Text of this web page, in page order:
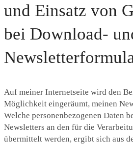
und Einsatz von
bei Download-
Auf meiner Internetseite wird den
Möglichkeit eingeräumt, meinen
Welche personenbezogenen Daten
Newsletters an den für die
übermittelt werden, ergibt sich aus